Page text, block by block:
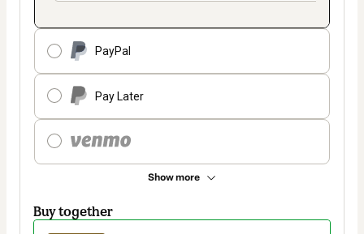
PayPal
Pay Later
Show more
Buy together